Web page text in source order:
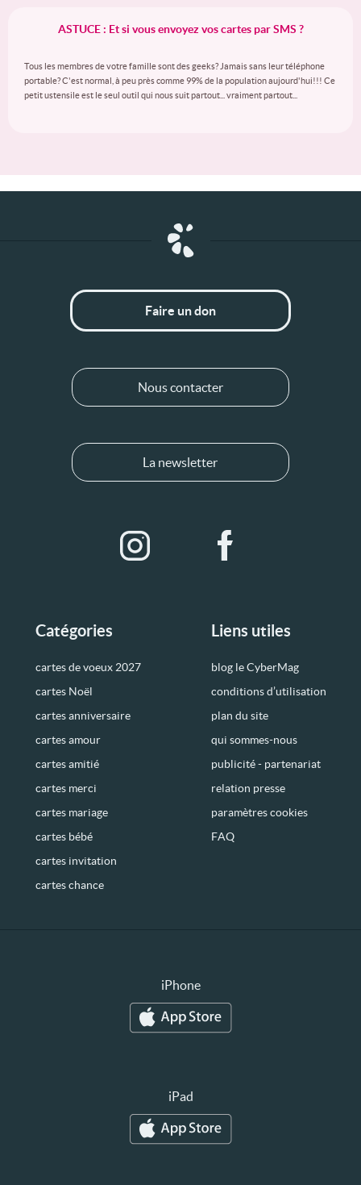
ASTUCE : Et si vous envoyez vos cartes par SMS ?
Tous les membres de votre famille sont des geeks? Jamais sans leur téléphone
portable? C'est normal, à peu près comme 99% de la population aujourd'hui!!! Ce
petit ustensile est le seul outil qui nous suit partout... vraiment partout...
Catégories
cartes de voeux 2027
cartes Noël
cartes anniversaire
cartes amour
cartes amitié
cartes merci
cartes mariage
cartes bébé
cartes invitation
cartes chance
Liens utiles
blog le CyberMag
conditions d’utilisation
plan du site
qui sommes-nous
publicité - partenariat
relation presse
paramètres cookies
FAQ
Faire un don
Nous contacter
La newsletter
iPhone
iPad